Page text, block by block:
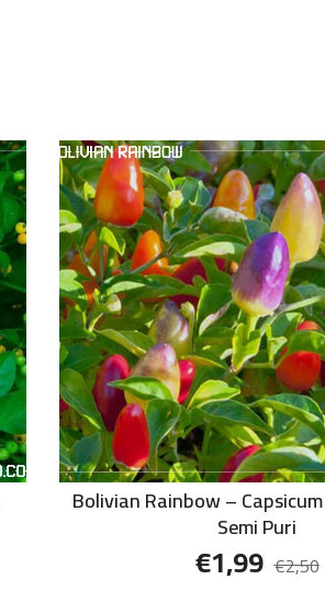
Bolivian Rainbow –
Semi Puri
€2,50
€1,99